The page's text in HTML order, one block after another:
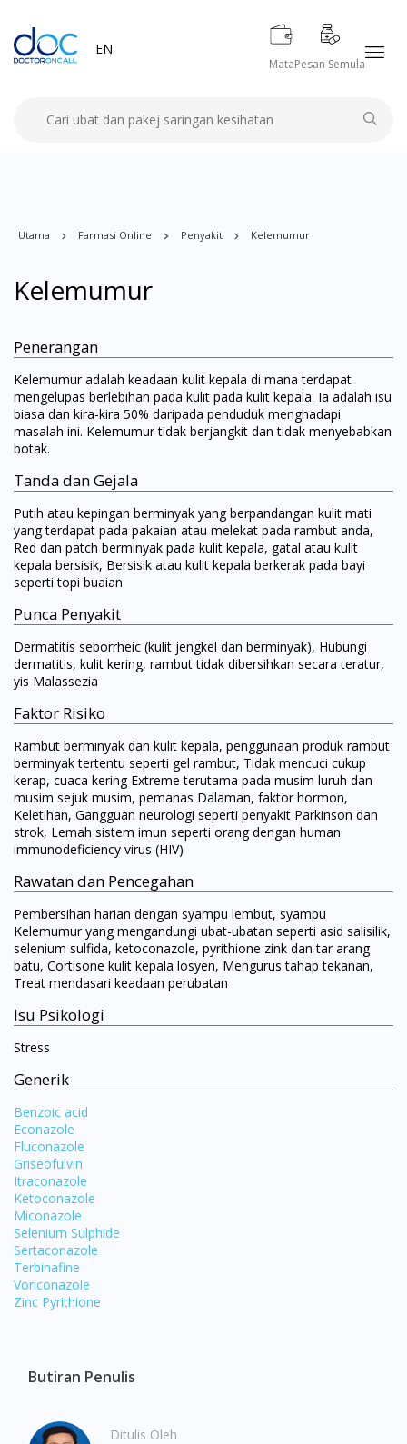
You seem to be shopping from Singapore
EN
MataPesan Semula
Utama Farmasi Online Penyakit Kelemumur
Kelemumur
Penerangan
Kelemumur adalah keadaan kulit kepala di mana terdapat
mengelupas berlebihan pada kulit pada kulit kepala. Ia adalah isu
biasa dan kira-kira 50% daripada penduduk menghadapi
masalah ini. Kelemumur tidak berjangkit dan tidak menyebabkan
botak.
Tanda dan Gejala
Putih atau kepingan berminyak yang berpandangan kulit mati
yang terdapat pada pakaian atau melekat pada rambut anda,
Red dan patch berminyak pada kulit kepala, gatal atau kulit
kepala bersisik, Bersisik atau kulit kepala berkerak pada bayi
seperti topi buaian
Punca Penyakit
Dermatitis seborrheic (kulit jengkel dan berminyak), Hubungi
dermatitis, kulit kering, rambut tidak dibersihkan secara teratur,
yis Malassezia
Faktor Risiko
Rambut berminyak dan kulit kepala, penggunaan produk rambut
berminyak tertentu seperti gel rambut, Tidak mencuci cukup
kerap, cuaca kering Extreme terutama pada musim luruh dan
musim sejuk musim, pemanas Dalaman, faktor hormon,
Keletihan, Gangguan neurologi seperti penyakit Parkinson dan
strok, Lemah sistem imun seperti orang dengan human
immunodeficiency virus (HIV)
Rawatan dan Pencegahan
Pembersihan harian dengan syampu lembut, syampu
Kelemumur yang mengandungi ubat-ubatan seperti asid salisilik,
selenium sulfida, ketoconazole, pyrithione zink dan tar arang
batu, Cortisone kulit kepala losyen, Mengurus tahap tekanan,
Treat mendasari keadaan perubatan
Isu Psikologi
Stress
Generik
Benzoic acid
Econazole
Fluconazole
Griseofulvin
Itraconazole
Ketoconazole
Miconazole
Selenium Sulphide
Sertaconazole
Terbinafine
Voriconazole
Zinc Pyrithione
Butiran Penulis
Ditulis Oleh